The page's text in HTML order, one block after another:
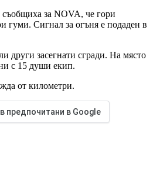
за NOVA, че гори
гуми. Сигнал за огъня е подаден в
други засегнати сгради. На място
с 15 души екип.
от километри.
предпочитани в Google